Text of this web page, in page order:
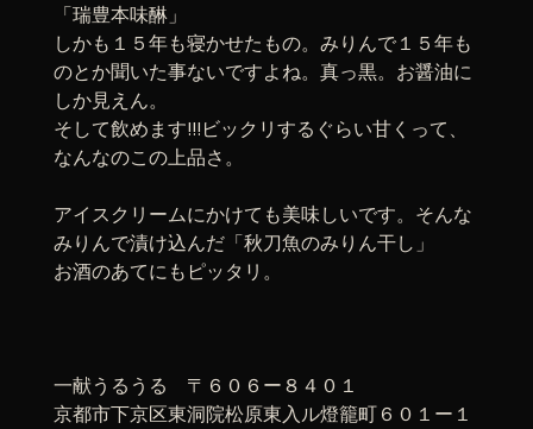
「瑞豊本味醂」
しかも１５年も寝かせたもの。みりんで１５年も
のとか聞いた事ないですよね。真っ黒。お醤油に
しか見えん。
そして飲めます!!!ビックリするぐらい甘くって、
なんなのこの上品さ。
アイスクリームにかけても美味しいです。そんな
みりんで漬け込んだ「秋刀魚のみりん干し」
お酒のあてにもピッタリ。
一献うるうる 〒６０６ー８４０１
京都市下京区東洞院松原東入ル燈籠町６０１ー１